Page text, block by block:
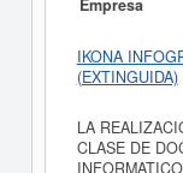
Empresa
IKONA
(EXTINGUIDA)
LA
CLASE DE